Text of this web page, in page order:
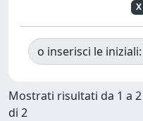
X
o inserisci le iniziali:
Mostrati risultati da 1 a 2
di 2